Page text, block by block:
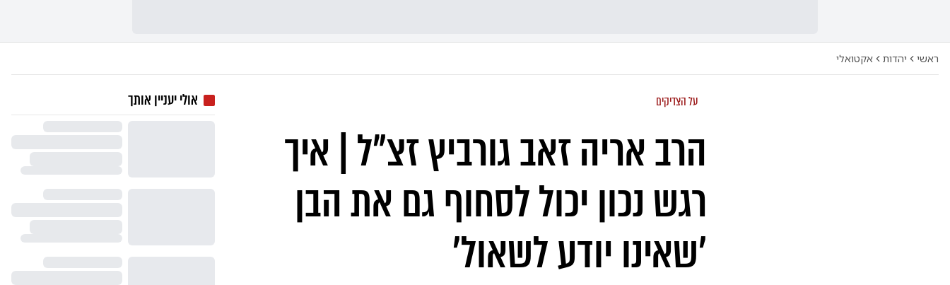
ראשי יהדות אקטואלי
על הצדיקים
הרב אריה זאב גורביץ זצ"ל | איך
רגש נכון יכול לסחוף גם את הבן
'שאינו יודע לשאול'
אולי יעניין אותך